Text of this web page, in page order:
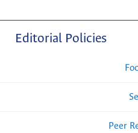
Editorial Policies
Peer